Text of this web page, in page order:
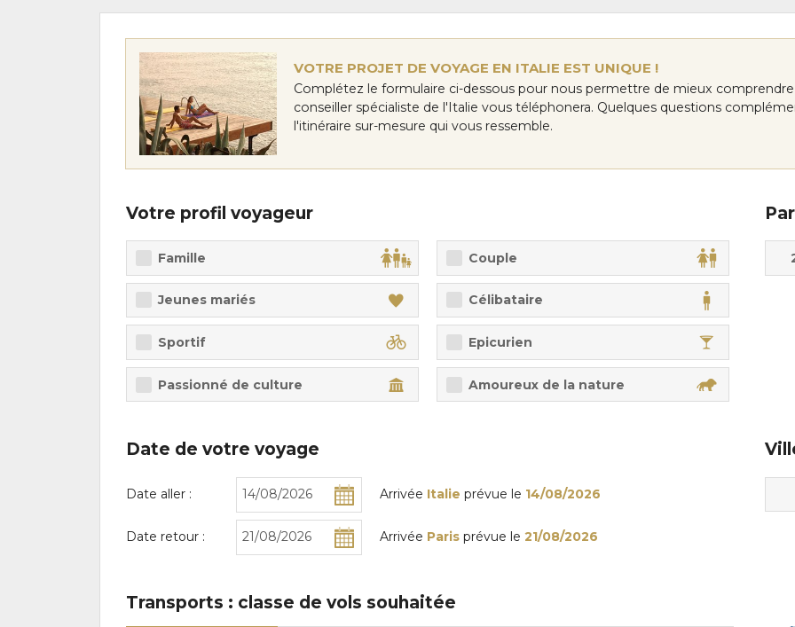
VOTRE PROJET DE VOYAGE EN ITALIE EST UNIQUE !
Complétez le formulaire ci-dessous pour nous permettre de mieux
conseiller spécialiste de l'Italie vous téléphonera. Quelques questions
l'itinéraire sur-mesure qui vous ressemble.
Votre profil voyageur
Famille Couple
Jeunes mariés Célibataire
Sportif Epicurien
Passionné de culture Amoureux de la nature
Date de votre voyage
Date aller : Arrivée Italie prévue le 14/08/2026
Date retour : Arrivée Paris prévue le 21/08/2026
Transports : classe de vols souhaitée